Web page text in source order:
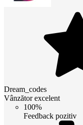
Dream_codes
Vânzător excelent
100%
Feedback pozitiv